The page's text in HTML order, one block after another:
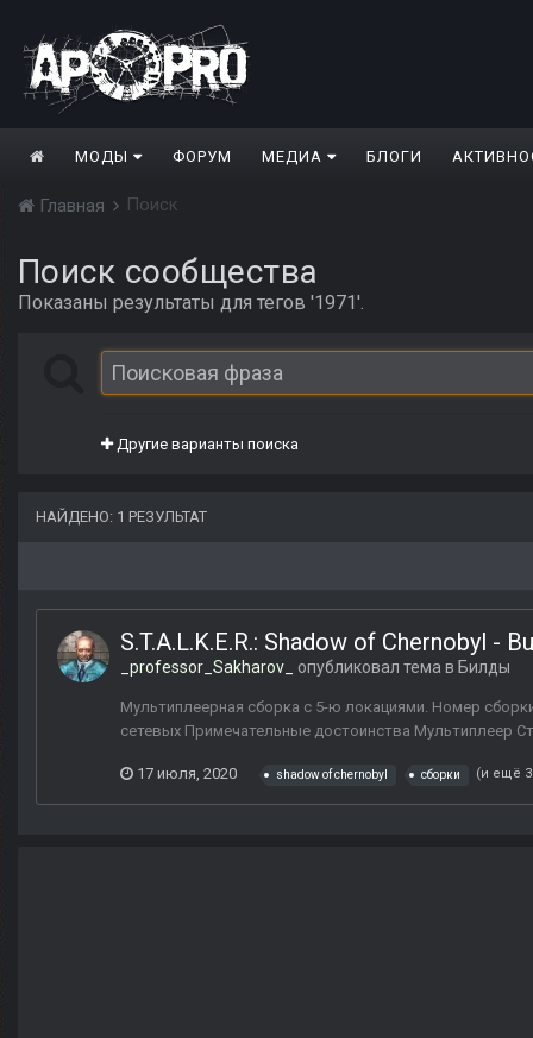
МОДЫ ФОРУМ МЕДИА БЛОГИ
Главная Поиск
Поиск сообщества
Показаны результаты для тегов '1971'.
Другие варианты поиска
НАЙДЕНО: 1 РЕЗУЛЬТАТ
S.T.A.L.K.E.R.: Shadow of Chernobyl -
_professor_Sakharov_ опубликовал тема в Билды
Мультиплеерная сборка с 5-ю локациями. Номер
сетевых Примечательные достоинства Мультиплеер
17 июля, 2020 shadow of chernobyl сборки (и ещё